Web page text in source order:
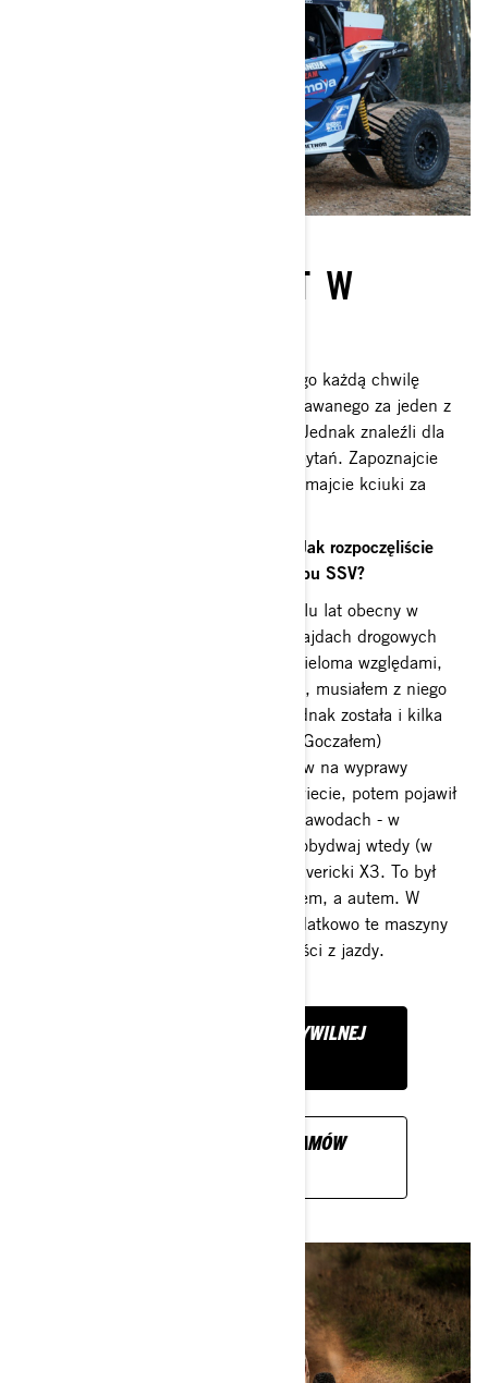
CZAS NA DEBIUT W
To ich debiut w Rajdzie Dakar dlatego każdą chwilę
poświęcają na przygotowania do uznawanego za jeden z
najtrudniejszych rajdów na świecie. Jednak znaleźli dla
nas chwilę i odpowiedzieli na kilka pytań. Zapoznajcie
się z krótkim wywiadem i mocno trzymajcie kciuki za
Może zacznijmy od początku. Jak rozpoczęliście
swoją przygodę z pojazdami typu SSV?
: Motorsport był od wielu lat obecny w
moim życiu, zacząłem się ścigać w rajdach drogowych
ponad 20 lat temu, jednak to pod wieloma względami,
także finansowymi wymagający sport, musiałem z niego
zrezygnować na długi czas. Pasja jednak została i kilka
lat temu razem z bratem Michałem (Goczałem)
zaczęliśmy jeździć w terenie- najpierw na wyprawy
quadami w różnych miejscach na świecie, potem pojawił
się pomysł aby zacząć się ścigać w zawodach - w
Mistrzostwach i w Pucharze Polski, obydwaj wtedy (w
2019 roku) wybraliśmy Can-Amy Mavericki X3. To był
rozsądny wybór- coś pomiędzy quadem, a autem. W
pojazdach UTV są z nami piloci, dodatkowo te maszyny
sprawiają naprawdę dużo przyjemności z jazdy.
CAN-AM MAVERICK W CYWILNEJ
ZNAJDŹ DEALERA I ZAMÓW